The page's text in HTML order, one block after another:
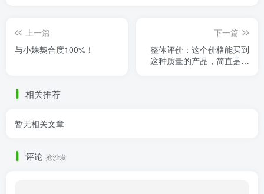
上一篇
与小姝契合度100%！
下一篇
整体评价：这个价格能买到
这种质量的产品，简直是捡
相关推荐
暂无相关文章
评论 抢沙发